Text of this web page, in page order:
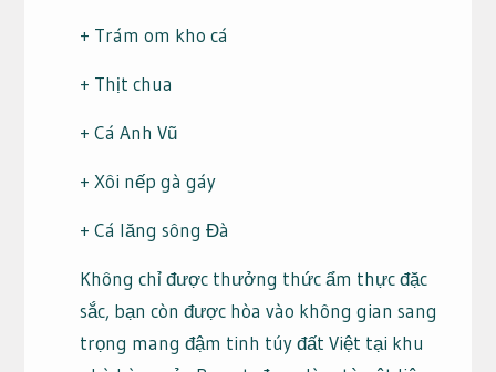
+ Trám om kho cá
+ Thịt chua
+ Cá Anh Vũ
+ Xôi nếp gà gáy
+ Cá lăng sông Đà
Không chỉ được thưởng thức ẩm thực đặc
sắc, bạn còn được hòa vào không gian sang
trọng mang đậm tinh túy đất Việt tại khu